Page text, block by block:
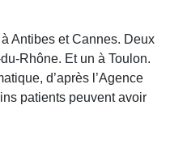
Antibes et Cannes. Deux
Rhône. Et un à Toulon.
d’après l’Agence
patients peuvent avoir